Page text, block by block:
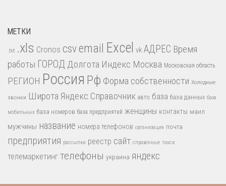
МЕТКИ
.txt .xls Cronos csvemail Excel vk АДРЕС Время
работы ГОРОД Долгота Индекс Москва Московская область
РЕГИОН Россия Рф Форма собственности Холодные
звонки Широта Яндекс.Справочник авто база база данных база
мобильных база номеров база предприятий женщины контакты маил
мужчины название номера телефонов организация почта
предприятия рассылки реестр сайт справочные такси
телемаркетинг телефоны украина яндекс